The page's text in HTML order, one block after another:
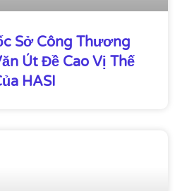
Sở Công Thương
Út Đề Cao Vị Thế
HASI